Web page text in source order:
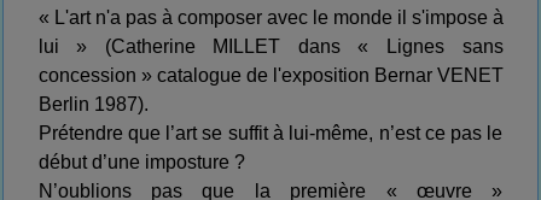
« L'art n'a pas à composer avec le monde il s'impose à
lui » (Catherine MILLET dans « Lignes sans
concession » catalogue de l'exposition Bernar VENET
Berlin 1987).
Prétendre que l’art se suffit à lui-même, n’est ce pas le
début d’une imposture ?
N’oublions pas que la première « œuvre »